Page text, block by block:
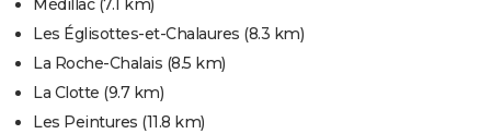
COPAINS D'AVANT
S'inscrire
Se connecter
Lycées
Collèges
Primaires
Universités
Entreprises
Service militaire
Avis de recherche
AVIS DE DÉCÈS
FORUM
Médillac(7.1 km)
Les Églisottes-et-Chalaures (8.3 km)
La Roche-Chalais (8.5 km)
La Clotte (9.7 km)
Les Peintures (11.8 km)